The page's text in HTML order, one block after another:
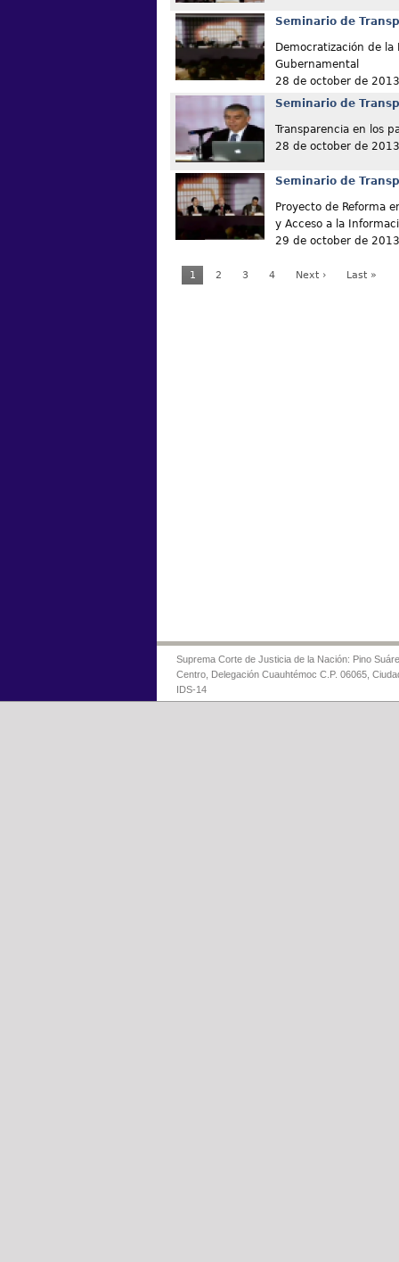
Seminario de
Democratización de la
Gubernamental
28 de october de 2013
Seminario de
Transparencia en los
28 de october de 2013
Seminario de
Proyecto de Reforma
y Acceso a la
29 de october de 2013
1 2 3 4 Next › Last »
Suprema Corte de Justicia de la Nación: Pino
Centro, Delegación Cuauhtémoc C.P. 06065,
IDS-14